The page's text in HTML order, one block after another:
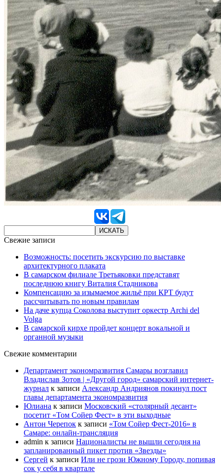
Свежие записи
Возможность: посетить экскурсию по выставке
архитектурного плаката
В самарском филиале Третьяковки представят
последнюю книгу Виталия Стадникова
Компенсацию за изымаемое жильё при КРТ будут
рассчитывать по новым правилам
На даче купца Соколова выступит оркестр Archi del
Volga
В самарской кирхе пройдет концерт вокальной и
органной музыки
Свежие комментарии
Департамент экономразвития Самары возглавил
Владислав Зотов | «Другой город» самарский интернет-
журнал к записи Александр Андриянов покинул пост
главы департамента экономразвития
Юлиана к записи Московский «столярный десант»
посетит «Том Сойер Фест» в эти выходные
Антон Черепок к записи «Том Сойер Фест-2016» в
Самаре: онлайн-трансляция
admin к записи Националисты не вышли сегодня на
запланированный пикет против «Звезды»
Сергей к записи Или не грози Южному Городу, попивая
сок у себя в квартале